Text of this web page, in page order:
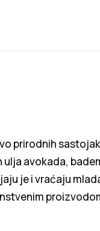
prirodnih
avokada,
je i vraćaju